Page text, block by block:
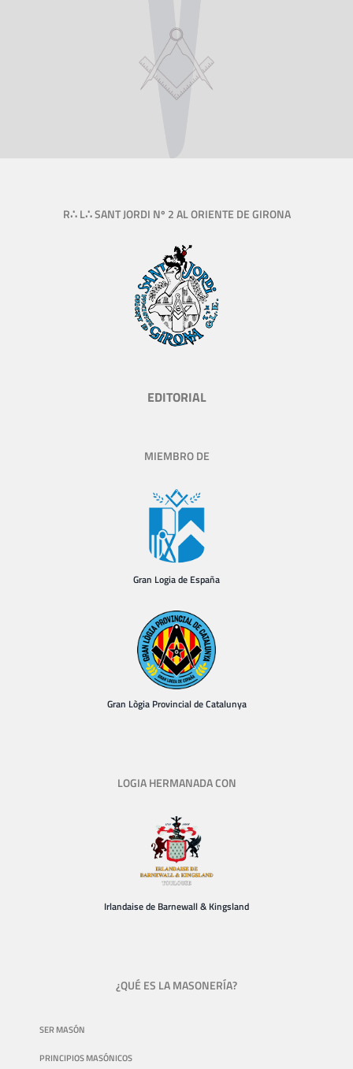
R∴ L∴ SANT JORDI Nº 2 AL ORIENTE DE GIRONA
EDITORIAL
MIEMBRO DE
Gran Logia de España
Gran Lògia Provincial de Catalunya
LOGIA HERMANADA CON
Irlandaise de Barnewall & Kingsland
¿QUÉ ES LA MASONERÍA?
SER MASÓN
PRINCIPIOS MASÓNICOS